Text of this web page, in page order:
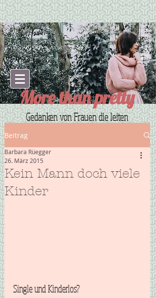
More than pretty
Gedanken von Frauen die leiten
Beitrag
Kein Mann doch viele
Kinder
Barbara Rüegger
26. März 2015
Single und Kinderlos?